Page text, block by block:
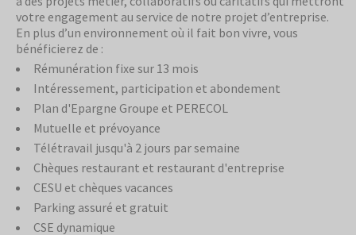
votre engagement au service de notre projet d’entreprise.
En plus d’un environnement où il fait bon vivre, vous
bénéficierez de :
Rémunération fixe sur 13 mois
Intéressement, participation et abondement
Plan d'Epargne Groupe et PERECOL
Mutuelle et prévoyance
Télétravail jusqu'à 2 jours par semaine
Chèques restaurant et restaurant d'entreprise
CESU et chèques vacances
Parking assuré et gratuit
CSE dynamique